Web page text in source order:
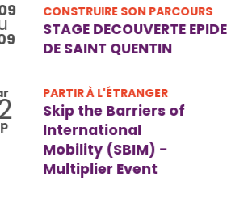
CONSTRUIRE SON PARCOURS
STAGE DECOUVERTE EPIDE
DE SAINT QUENTIN
PARTIR À L'ÉTRANGER
Skip the Barriers of
International
Mobility (SBIM) -
Multiplier Event